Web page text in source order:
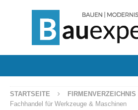
STARTSEITE FIRMENVERZEICHNIS
Fachhandel für Werkzeuge & Maschinen